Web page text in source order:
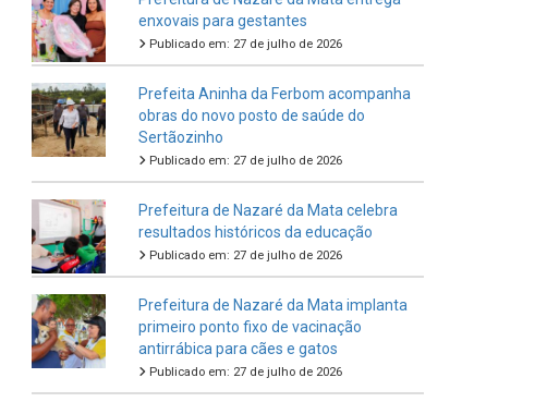
enxovais para gestantes
Publicado em: 27 de julho de 2026
Prefeita Aninha da Ferbom acompanha
obras do novo posto de saúde do
Sertãozinho
Publicado em: 27 de julho de 2026
Prefeitura de Nazaré da Mata celebra
resultados históricos da educação
Publicado em: 27 de julho de 2026
Prefeitura de Nazaré da Mata implanta
primeiro ponto fixo de vacinação
antirrábica para cães e gatos
Publicado em: 27 de julho de 2026